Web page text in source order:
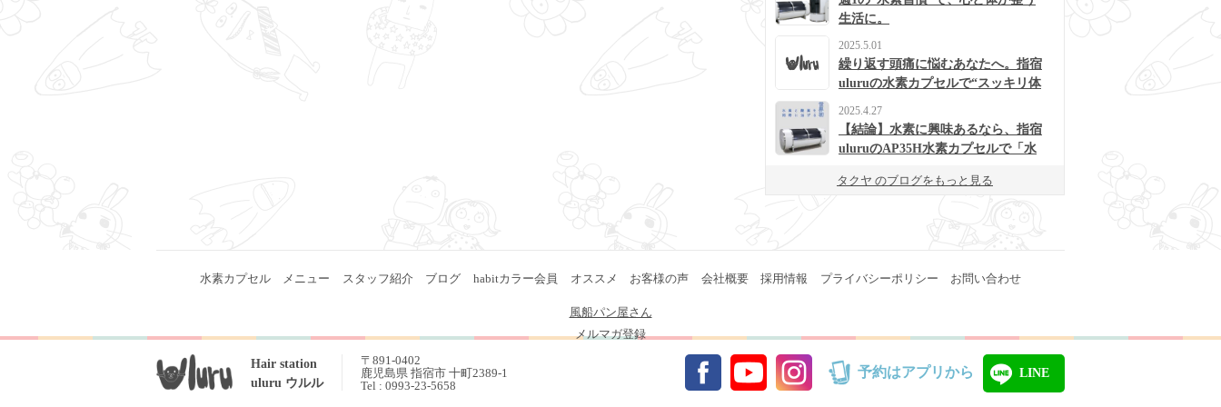
生活に。
2025.5.01
繰り返す頭痛に悩むあなたへ。指宿
uluruの水素カプセルで“スッキリ体
2025.4.27
【結論】水素に興味あるなら、指宿
uluruのAP35H水素カプセルで「水
タクヤ のブログをもっと見る
水素カプセル メニュー スタッフ紹介 ブログ habitカラー会員 オススメ お客様の声 会社概要 採用情報 プライバシーポリシー お問い合わせ
メルマガ登録
風船パン屋さん
Hair station
uluru ウルル
〒891-0402
鹿児島県 指宿市 十町2389-1
Tel : 0993-23-5658
予約はアプリから LINE